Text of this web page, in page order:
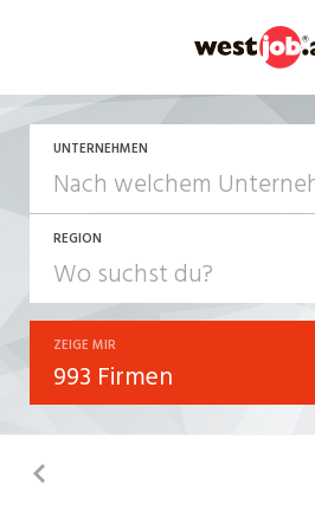
UNTERNEHMEN
REGION
ZEIGE MIR
993 Firmen